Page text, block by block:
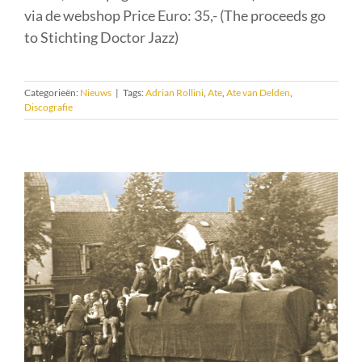
via de webshop Price Euro: 35,- (The proceeds go
to Stichting Doctor Jazz)
Categorieën: Nieuws | Tags:Adrian Rollini, Ate, Ate van Delden,
Discografie